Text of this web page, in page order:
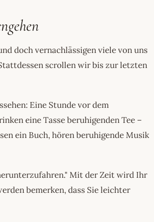
doch vernachlässigen viele von uns
scrollen wir bis zur letzten
Eine Stunde vor dem
eine Tasse beruhigenden Tee –
ein Buch, hören beruhigende Musik
Mit der Zeit wird Ihr
bemerken, dass Sie leichter